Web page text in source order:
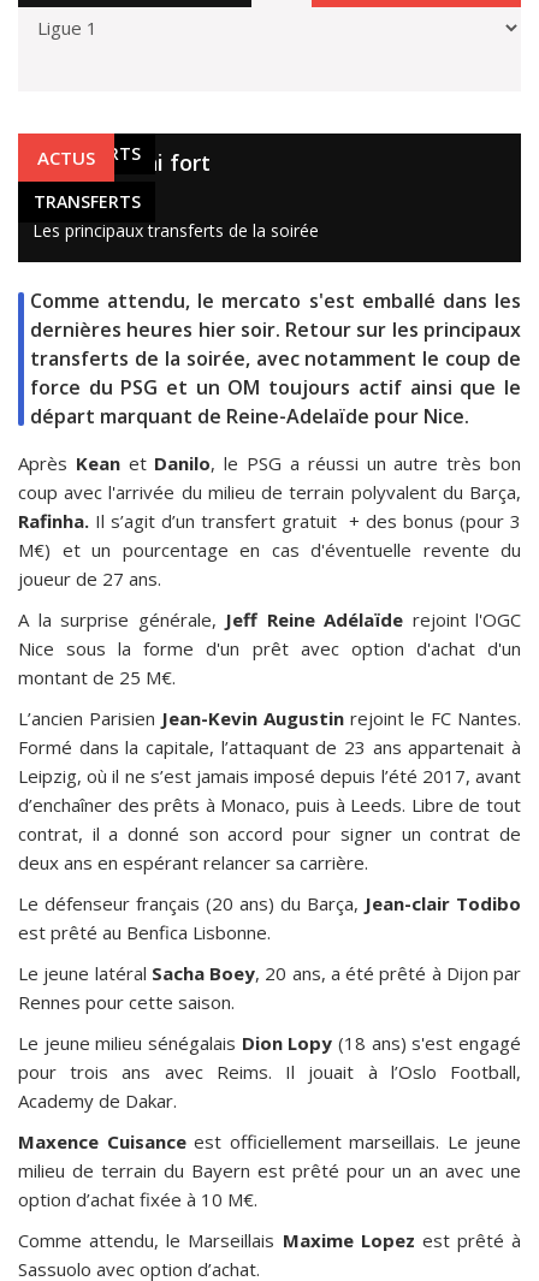
TRANSFERTS
ACTUS
TRANSFERTS
Le PSG a fini fort
6 oct. 2020
Les principaux transferts de la soirée
Comme attendu, le mercato s'est emballé dans les
dernières heures hier soir. Retour sur les principaux
transferts de la soirée, avec notamment le coup de
force du PSG et un OM toujours actif ainsi que le
départ marquant de Reine-Adelaïde pour Nice.
Après Keanet Danilo, le PSG a réussi un autre très bon
coup avec l'arrivée du milieu de terrain polyvalent du Barça,
Rafinha. Il s’agit d’un transfert gratuit + des bonus (pour 3
M€) et un pourcentage en cas d'éventuelle revente du
joueur de 27 ans.
A la surprise générale, Jeff Reine Adélaïde rejoint l'OGC
Nice sous la forme d'un prêt avec option d'achat d'un
montant de 25 M€.
L’ancien Parisien Jean-Kevin Augustin rejoint le FC Nantes.
Formé dans la capitale, l’attaquant de 23 ans appartenait à
Leipzig, où il ne s’est jamais imposé depuis l’été 2017, avant
d’enchaîner des prêts à Monaco, puis à Leeds. Libre de tout
contrat, il a donné son accord pour signer un contrat de
deux ans en espérant relancer sa carrière.
Le défenseur français (20 ans) du Barça, Jean-clair Todibo
est prêté au Benfica Lisbonne.
Le jeune latéral Sacha Boey, 20 ans, a été prêté à Dijon par
Rennes pour cette saison.
Le jeune milieu sénégalais Dion Lopy (18 ans) s'est engagé
pour trois ans avec Reims. Il jouait à l’Oslo Football,
Academy de Dakar.
Maxence Cuisanceest officiellement marseillais. Le jeune
milieu de terrain du Bayern est prêté pour un an avec une
option d’achat fixée à 10 M€.
Comme attendu, le Marseillais Maxime Lopez est prêté à
Sassuolo avec option d’achat.